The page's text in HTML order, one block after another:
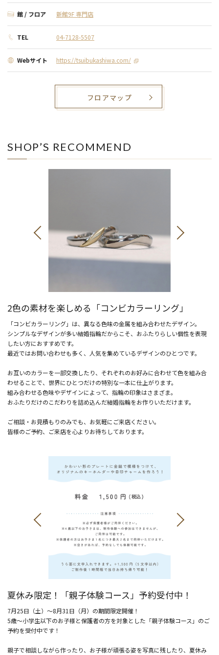
館 / フロア 新館9F 専門店
TEL 04-7128-5507
Webサイト https://tsuibukashiwa.com/
フロアマップ
SHOP’S RECOMMEND
2色の素材を楽しめる「コンビカラーリング」
「コンビカラーリング」は、異なる色味の金属を組み合わせたデザイン。
シンプルなデザインが多い結婚指輪だからこそ、おふたりらしい個性を表現
したい方におすすめです。
最近ではお問い合わせも多く、人気を集めているデザインのひとつです。
お互いのカラーを一部交換したり、それぞれのお好みに合わせて色を組み合
わせることで、世界にひとつだけの特別な一本に仕上がります。
組み合わせる色味やデザインによって、指輪の印象はさまざま。
おふたりだけのこだわりを詰め込んだ結婚指輪をお作りいただけます。
ご相談・お見積もりのみでも、お気軽にご来店ください。
皆様のご予約、ご来店を心よりお待ちしております。
夏休み限定！「親子体験コース」予約受付中！
7月25日（土）～8月31日（月）の期間限定開催！
5歳～小学生以下のお子様と保護者の方を対象とした「親子体験コース」のご
予約を受付中です！
親子で相談しながら作ったり、お子様が頑張る姿を写真に残したり、夏休み